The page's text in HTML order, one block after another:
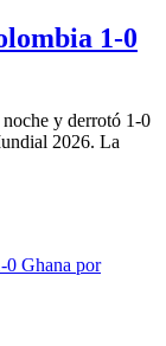
1-0
y derrotó 1-0
2026. La